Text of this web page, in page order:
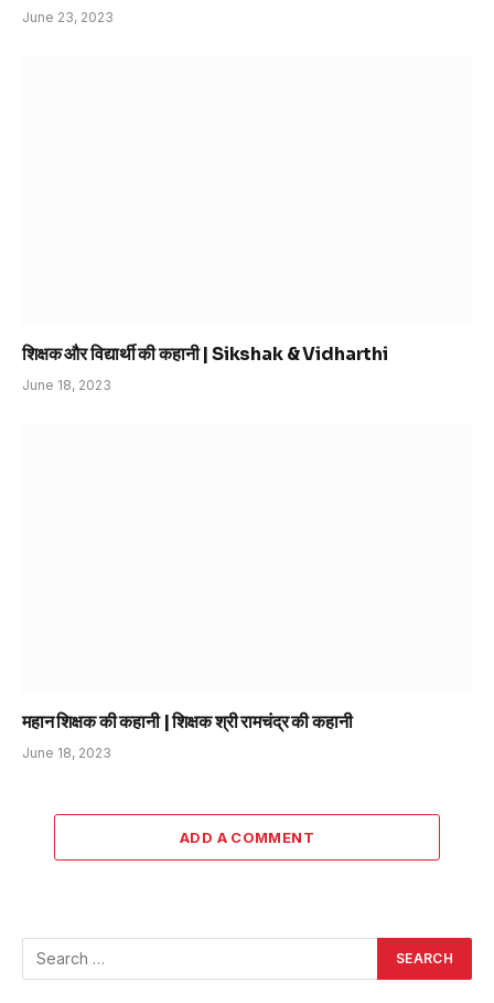
June 23, 2023
शिक्षक और विद्यार्थी की कहानी | Sikshak & Vidharthi
June 18, 2023
महान शिक्षक की कहानी | शिक्षक श्री रामचंद्र की कहानी
June 18, 2023
ADD A COMMENT